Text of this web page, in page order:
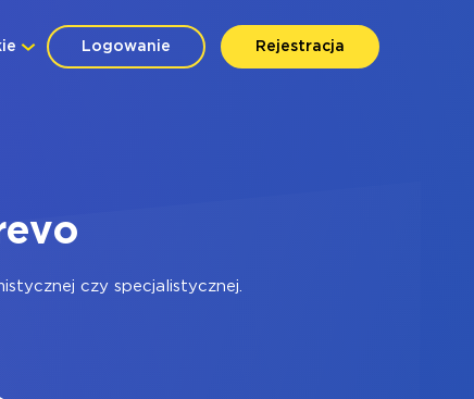
Logowanie Rejestracja
czy specjalistycznej.